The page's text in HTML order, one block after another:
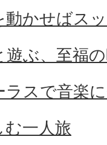
かせばス
ぶ、至福
ラスで音楽
む一人旅